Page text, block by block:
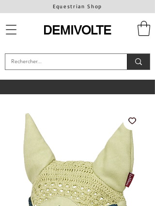
Equestrian Shop
DEMIVOLTE